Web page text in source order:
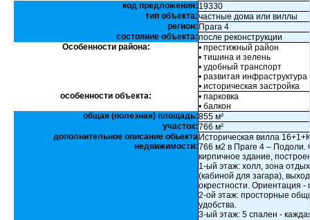
код предложения: 19330
тип объекта:частные дома или виллы
регион: Прага 4
состояние объекта:после реконструкции
Особенности района:
• престижный район
• тишина и зелень
• удобный транспорт
• развитая инфраструктура
• историческая застройка
особенности объекта:
• парковка
• балкон
общая (полезная) площадь:855 м²
участок:766 м²
дополнительное описание обьекта
недвижимости:
Историческая вилла
766 м2 в Праге 4 – Подоли.
кирпичное здание,
1-ый этаж: холл, зона
(кабиной для загара),
окрестности. Ориентация -
2-ой этаж: просторные
удобства.
3-ый этаж: 5 спален -